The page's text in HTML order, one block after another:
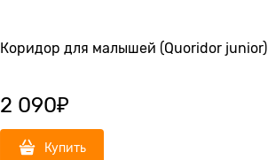
Коридор для малышей (Quoridor junior)
2 090₽
Купить